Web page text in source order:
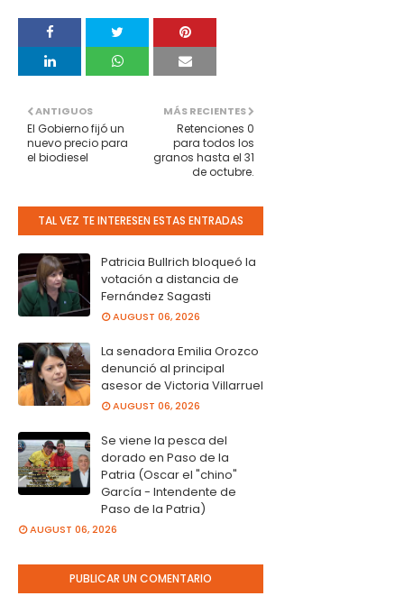
MÁS RECIENTES
Retenciones 0
para todos los
granos hasta el 31
de octubre.
ANTIGUOS
El Gobierno fijó un
nuevo precio para
el biodiesel
TAL VEZ TE INTERESEN ESTAS ENTRADAS
Patricia Bullrich bloqueó la
votación a distancia de
Fernández Sagasti
AUGUST 06, 2026
La senadora Emilia Orozco
denunció al principal
asesor de Victoria Villarruel
AUGUST 06, 2026
Se viene la pesca del
dorado en Paso de la
Patria (Oscar el "chino"
García - Intendente de
Paso de la Patria)
AUGUST 06, 2026
PUBLICAR UN COMENTARIO